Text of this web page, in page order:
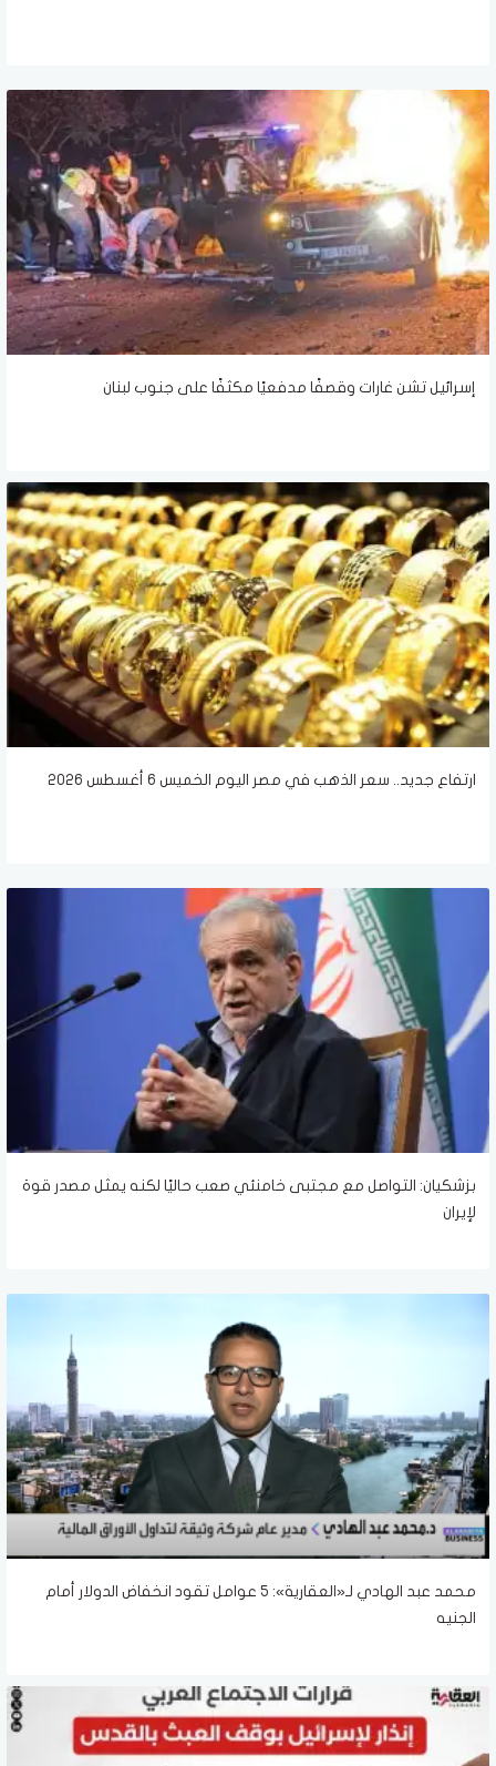
إسرائيل تشن غارات وقصفًا مدفعيًا مكثفًا على جنوب لبنان
ارتفاع جديد.. سعر الذهب في مصر اليوم الخميس 6 أغسطس 2026
بزشكيان: التواصل مع مجتبى خامنئي صعب حاليًا لكنه يمثل مصدر قوة
لإيران
محمد عبد الهادي لـ«العقارية»: 5 عوامل تقود انخفاض الدولار أمام
الجنيه